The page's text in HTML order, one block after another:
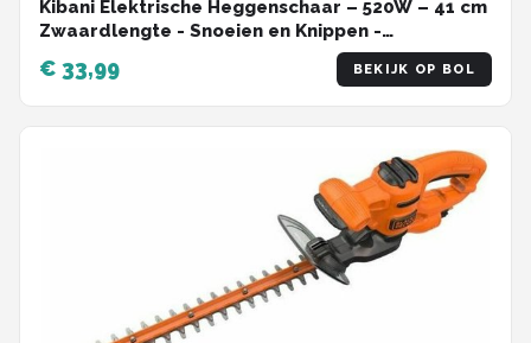
Kibani Elektrische Heggenschaar – 520W – 41 cm
Zwaardlengte - Snoeien en Knippen -
Mesafstand 16mm - Haagschaar voor
tuinonderhoud
€ 33,99 BEKIJK OP BOL